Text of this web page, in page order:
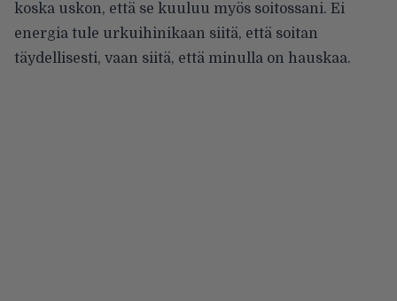
koska uskon, että se kuuluu myös soitossani. Ei
energia tule urkuihinikaan siitä, että soitan
täydellisesti, vaan siitä, että minulla on hauskaa.